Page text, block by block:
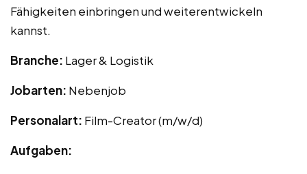
Fähigkeiten einbringen und weiterentwickeln
kannst.
Branche: Lager & Logistik
Jobarten: Nebenjob
Personalart: Film-Creator (m/w/d)
Aufgaben: